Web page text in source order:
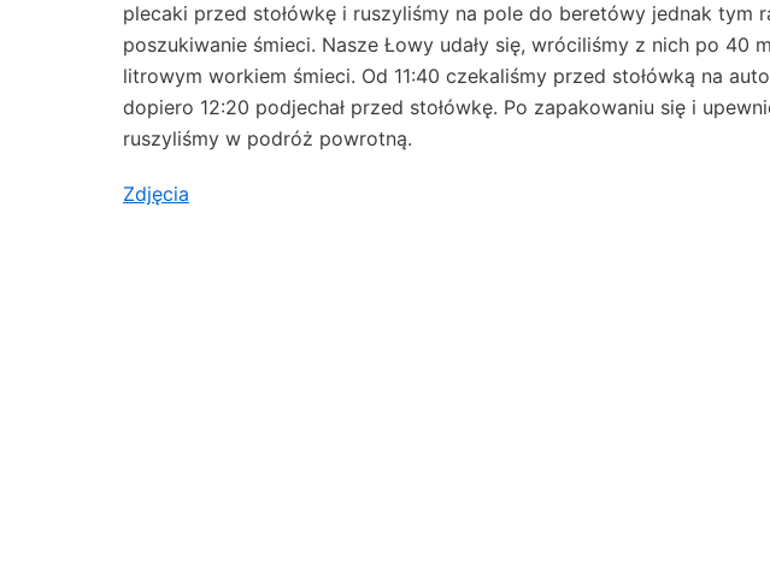
plecaki przed stołówkę i ruszyliśmy na pole do beretówy jednak tym
poszukiwanie śmieci. Nasze Łowy udały się, wróciliśmy z nich po 40
litrowym workiem śmieci. Od 11:40 czekaliśmy przed stołówką na
dopiero 12:20 podjechał przed stołówkę. Po zapakowaniu się i
ruszyliśmy w podróż powrotną.
Zdjęcia